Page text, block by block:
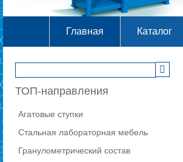
Главная Каталог
ТОП-направления
Агатовые ступки
Стальная лабораторная мебель
Гранулометрический состав